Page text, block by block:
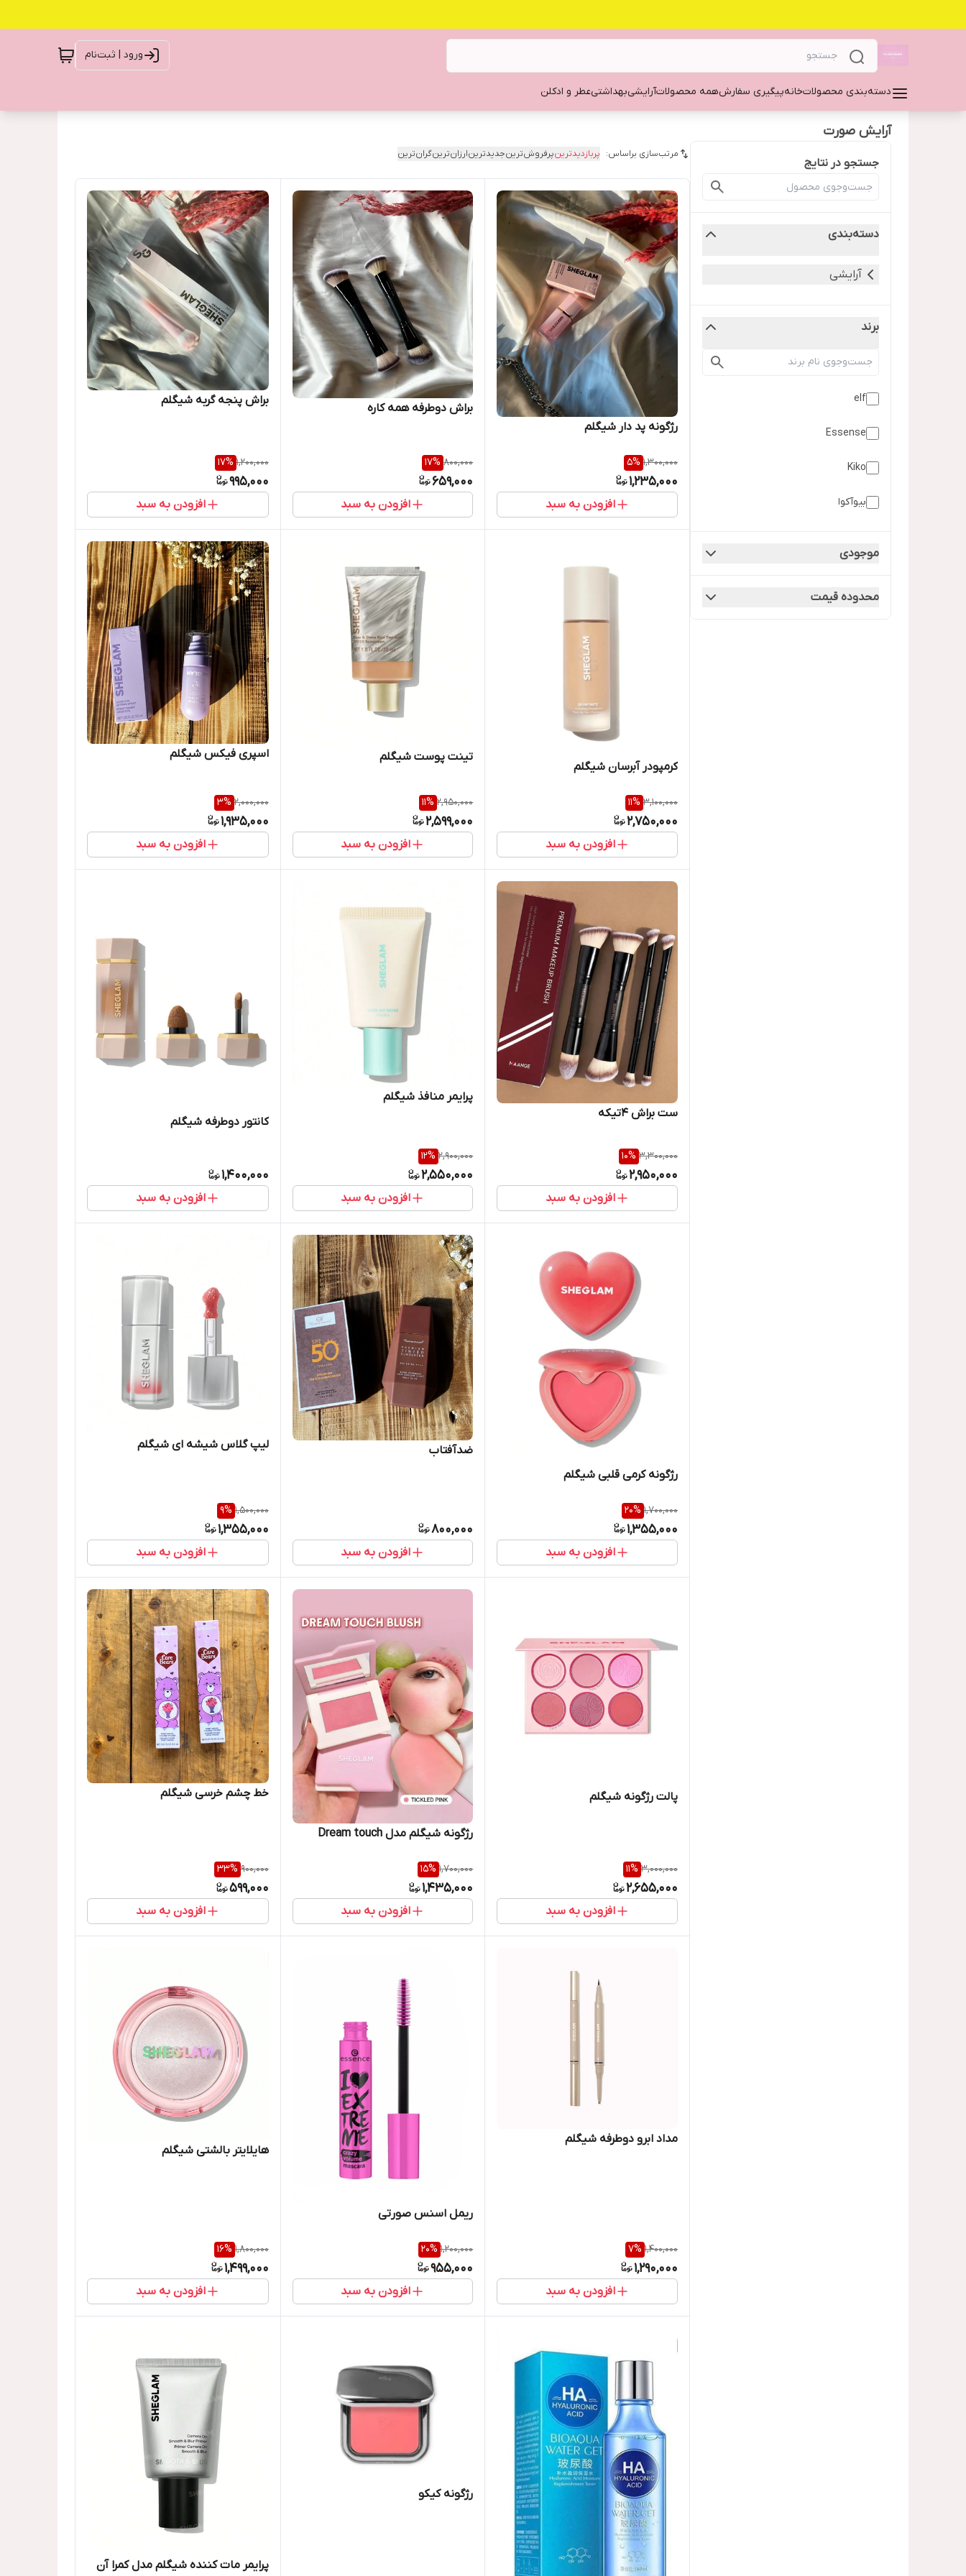
ورود | ثبت‌نام
دسته‌بندی محصولاتخانهپیگیری سفارشهمه محصولاتآرایشیبهداشتیعطر و ادکلن
آرایش صورت
جستجو در نتایج
دسته‌بندی
آرایشی
برند
elf
Essense
Kiko
بیوآکوا
موجودی
محدوده قیمت
مرتب‌سازی براساس: پربازدیدترینپرفروش‌ترینجدیدترینارزان‌ترینگران‌ترین
رژگونه پد دار شیگلم
1,300,000
5%
1,235,000
افزودن به سبد
براش دوطرفه همه کاره
800,000
17%
659,000
افزودن به سبد
براش پنجه گربه شیگلم
1,200,000
17%
995,000
افزودن به سبد
کرمپودر آبرسان شیگلم
3,100,000
11%
2,750,000
افزودن به سبد
تینت پوست شیگلم
2,950,000
11%
2,599,000
افزودن به سبد
‌اسپری فیکس شیگلم
2,000,000
3%
1,935,000
افزودن به سبد
ست براش ۴تیکه
3,300,000
10%
2,950,000
افزودن به سبد
پرایمر منافذ شیگلم
2,900,000
12%
2,550,000
افزودن به سبد
کانتور دوطرفه شیگلم
1,400,000
افزودن به سبد
رژگونه کرمی قلبی شیگلم
1,700,000
20%
1,355,000
افزودن به سبد
ضدآفتاب
800,000
افزودن به سبد
لیپ گلاس شیشه ای شیگلم
1,500,000
9%
1,355,000
افزودن به سبد
پالت رژگونه شیگلم
3,000,000
11%
2,655,000
افزودن به سبد
رژگونه شیگلم مدل Dream touch
1,700,000
15%
1,435,000
افزودن به سبد
خط چشم خرسی شیگلم
900,000
33%
599,000
افزودن به سبد
مداد ابرو دوطرفه شیگلم
1,400,000
7%
1,290,000
افزودن به سبد
ریمل اسنس صورتی
1,200,000
20%
955,000
افزودن به سبد
هایلایتر بالشتی شیگلم
1,800,000
16%
1,499,000
افزودن به سبد
رژگونه کیکو
پرایمر مات کننده شیگلم مدل کمرا آن